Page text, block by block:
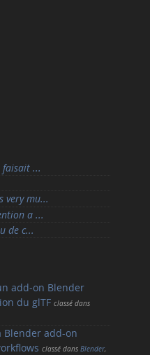
faisait ...
very mu...
a ...
de c...
add-on Blender
du glTF classé dans
Blender add-on
classé dansBlender,